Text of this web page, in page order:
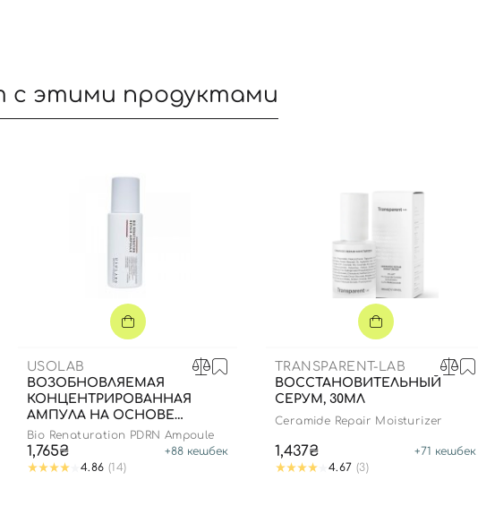
этими продуктами
USOLAB
ВОЗОБНОВЛЯЕМАЯ
КОНЦЕНТРИРОВАННАЯ
АМПУЛА НА ОСНОВЕ
ПОЛИНУКЛЕОТИДОВ И
ПОЛИПЕПТИДОВ, 50 МЛ
Bio Renaturation PDRN Ampoule
1,765₴ +88 кешбек
4.86 (14)
TRANSPARENT-LAB
ВОССТАНОВИТЕЛЬНЫЙ
СЕРУМ, 30МЛ
Ceramide Repair Moisturizer
1,437₴ +71 кешбек
4.67 (3)
Вход Регистрация
Номер телефона